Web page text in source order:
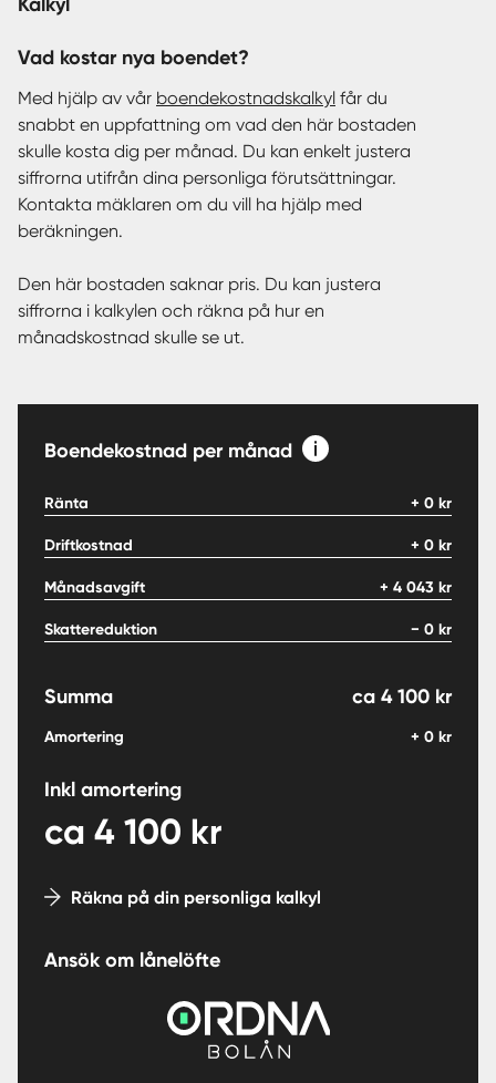
Vad kostar nya boendet?
Med hjälp av vår boendekostnadskalkyl får du
snabbt en uppfattning om vad den här bostaden
skulle kosta dig per månad. Du kan enkelt justera
siffrorna utifrån dina personliga förutsättningar.
Kontakta mäklaren om du vill ha hjälp med
beräkningen.
Den här bostaden saknar pris. Du kan justera
siffrorna i kalkylen och räkna på hur en
månadskostnad skulle se ut.
Boendekostnad per månad
Ränta + 0 kr
Driftkostnad + 0 kr
Månadsavgift + 4 043 kr
Skattereduktion − 0 kr
Summa ca 4 100 kr
Amortering + 0 kr
Inkl amortering
ca 4 100 kr
Räkna på din personliga kalkyl
Ansök om lånelöfte